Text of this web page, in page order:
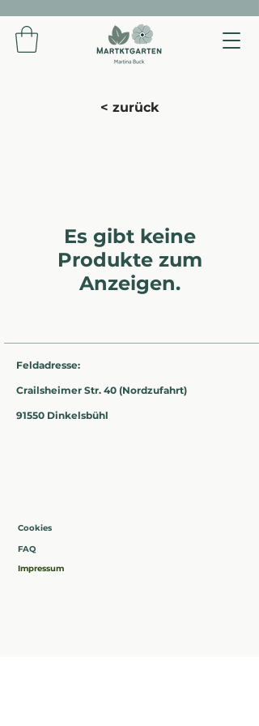
< zurück
Es gibt keine
Produkte zum
Anzeigen.
Feldadresse:
Crailsheimer Str. 40 (Nordzufahrt)
91550 Dinkelsbühl
Cookies
FAQ​
Impressum